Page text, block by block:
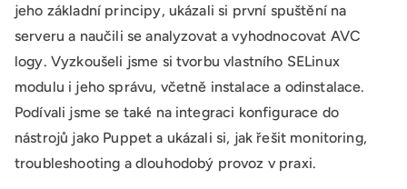
jeho základní principy, ukázali si první spuštění na
serveru a naučili se analyzovat a vyhodnocovat AVC
logy. Vyzkoušeli jsme si tvorbu vlastního SELinux
modulu i jeho správu, včetně instalace a odinstalace.
Podívali jsme se také na integraci konfigurace do
nástrojů jako Puppet a ukázali si, jak řešit monitoring,
troubleshooting a dlouhodobý provoz v praxi.